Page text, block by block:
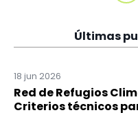
Últimas
18 jun 2026
Red de Refugios
Criterios técnicos